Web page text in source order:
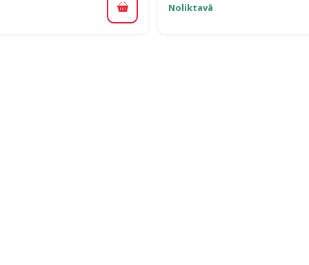
Pievienot grozam
Noliktavā